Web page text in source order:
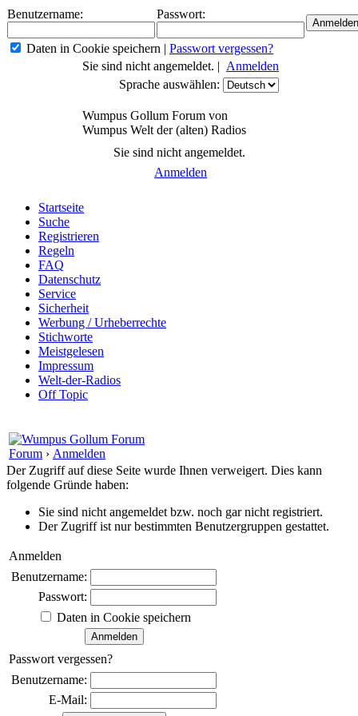
Benutzername: Passwort:
Daten in Cookie speichern | Passwort vergessen?
Sie sind nicht angemeldet. | Anmelden
Sprache auswählen:
Wumpus Gollum Forum von
Wumpus Welt der (alten) Radios
Sie sind nicht angemeldet.
Anmelden
Startseite
Suche
Registrieren
Regeln
FAQ
Datenschutz
Service
Sicherheit
Werbung / Urheberrechte
Stichworte
Meistgelesen
Impressum
Welt-der-Radios
Off Topic
Forum › Anmelden
Der Zugriff auf diese Seite wurde Ihnen verweigert. Dies kann
folgende Gründe haben:
Sie sind nicht angemeldet bzw. noch gar nicht registriert.
Der Zugriff ist nur bestimmten Benutzergruppen gestattet.
Anmelden
Benutzername:
Passwort:
Daten in Cookie speichern
Passwort vergessen?
Benutzername:
E-Mail: